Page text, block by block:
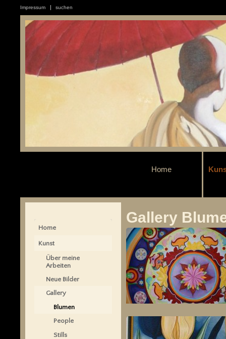
Impressum suchen
Home
Home
Kunst
Über meine
Arbeiten
Neue Bilder
Gallery
Blumen
People
Stills
Gallery